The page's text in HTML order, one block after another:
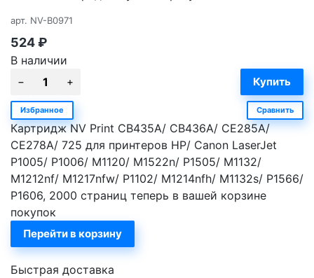
арт. NV-B0971
524₽
В наличии
Избранное Сравнить
Картридж NV Print CB435A/ CB436A/ CE285A/
CE278A/ 725 для принтеров HP/ Canon LaserJet
P1005/ P1006/ M1120/ M1522n/ P1505/ M1132/
M1212nf/ M1217nfw/ P1102/ M1214nfh/ M1132s/ P1566/
P1606, 2000 страниц теперь в вашей корзине
покупок
Перейти в корзину
Быстрая доставка